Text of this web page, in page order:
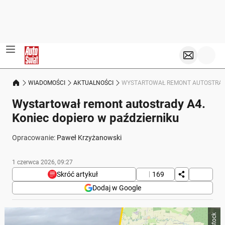
WIADOMOŚCI AKTUALNOŚCI WYSTARTOWAŁ REMONT
Wystartował remont autostrady A4.
Koniec dopiero w październiku
Opracowanie: Paweł Krzyżanowski
1 czerwca 2026, 09:27
Skróć artykuł
169
Dodaj w Google
Skrót przygotowany przez Onet Czat z AI, może zawierać błędy.